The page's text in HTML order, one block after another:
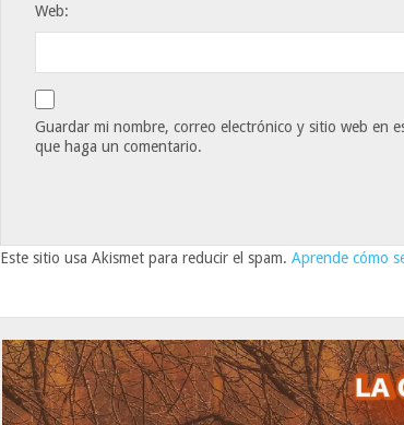
Web:
Guardar mi nombre, correo electrónico y sitio web en
que haga un comentario.
Este sitio usa Akismet para reducir el spam. Aprende cómo